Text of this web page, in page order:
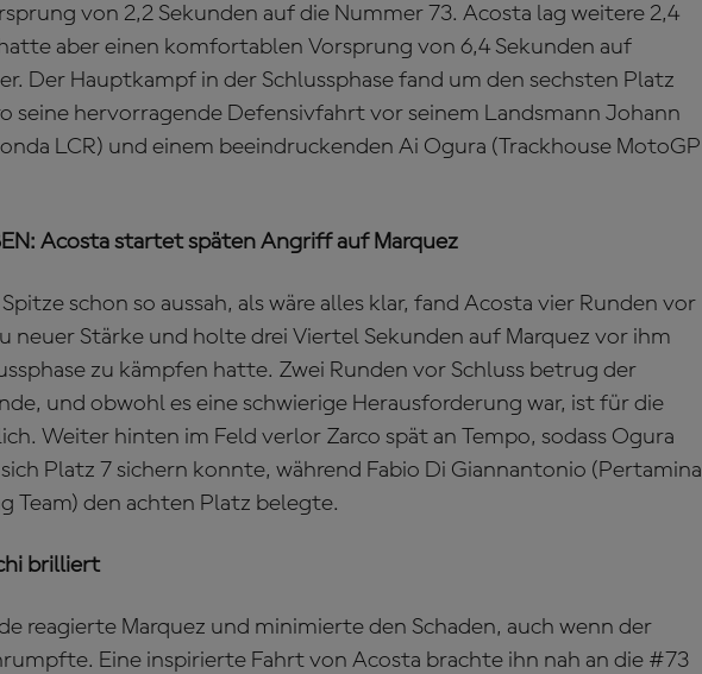
von 2,2 Sekunden auf die Nummer 73. Acosta lag weitere 2,4
aber einen komfortablen Vorsprung von 6,4 Sekunden auf
Der Hauptkampf in der Schlussphase fand um den sechsten Platz
seine hervorragende Defensivfahrt vor seinem Landsmann Johann
LCR) und einem beeindruckenden Ai Ogura (Trackhouse MotoGP
Acosta startet späten Angriff auf Marquez
schon so aussah, als wäre alles klar, fand Acosta vier Runden vor
neuer Stärke und holte drei Viertel Sekunden auf Marquez vor ihm
zu kämpfen hatte. Zwei Runden vor Schluss betrug der
und obwohl es eine schwierige Herausforderung war, ist für die
Weiter hinten im Feld verlor Zarco spät an Tempo, sodass Ogura
Platz 7 sichern konnte, während Fabio Di Giannantonio (Pertamina
Team) den achten Platz belegte.
brilliert
reagierte Marquez und minimierte den Schaden, auch wenn der
Eine inspirierte Fahrt von Acosta brachte ihn nah an die #73